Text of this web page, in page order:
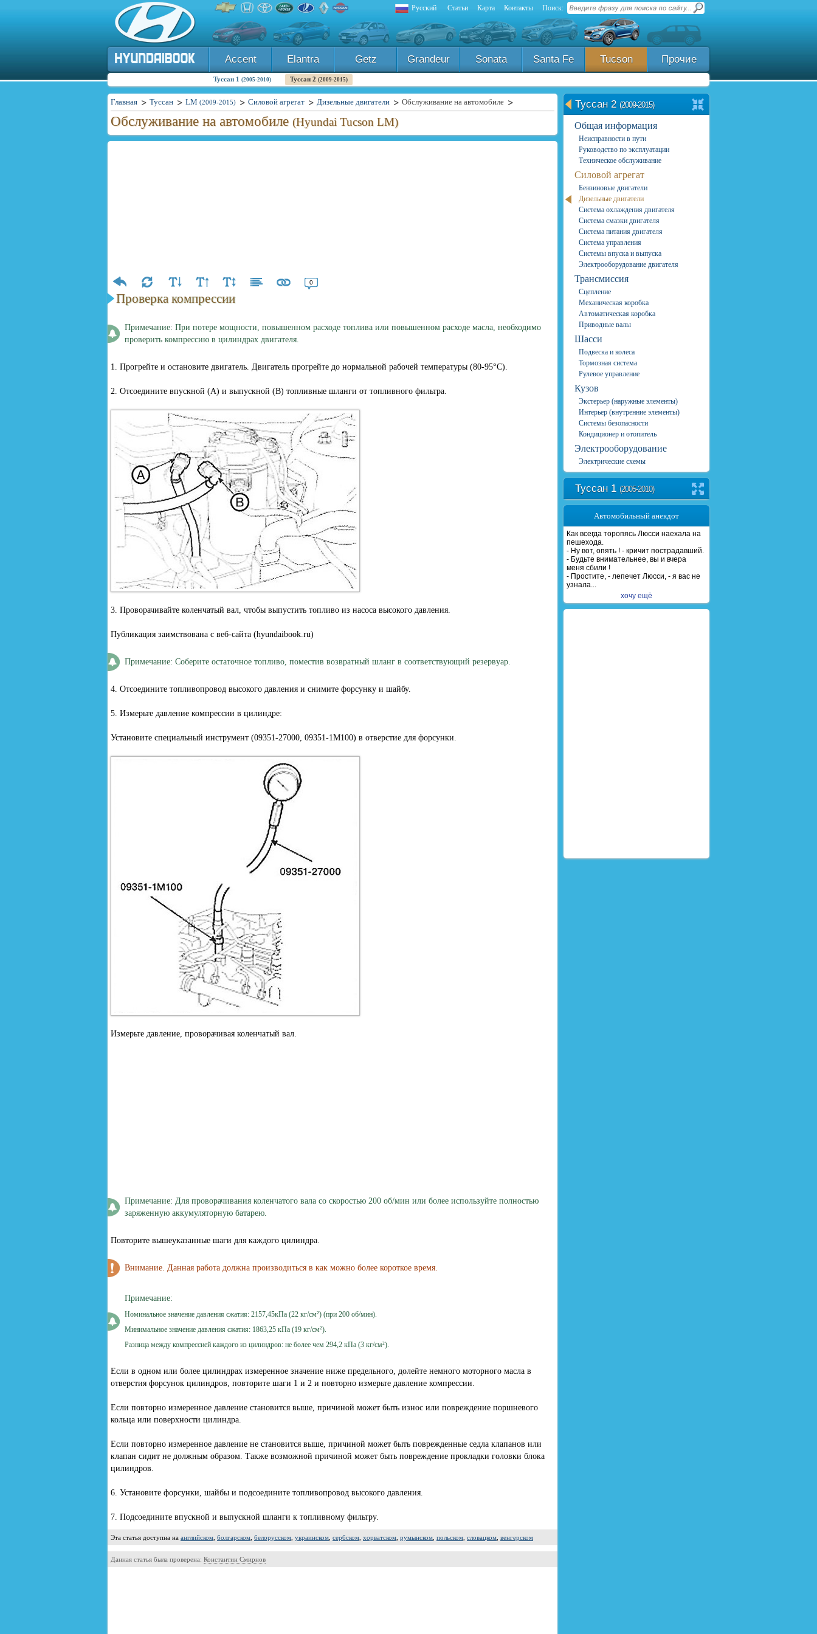
Русский Статьи Карта Контакты Поиск:
Accent Elantra Getz Grandeur Sonata Santa Fe Tucson Прочие
Туссан 1 (2005-2010) Туссан 2 (2009-2015)
Главная Туссан LM (2009-2015) Силовой агрегат Дизельные двигатели Обслуживание на автомобиле
Обслуживание на автомобиле (Hyundai Tucson LM)
0
Проверка компрессии
Примечание: При потере мощности, повышенном расходе топлива или повышенном расходе масла, необходимо
проверить компрессию в цилиндрах двигателя.
1. Прогрейте и остановите двигатель. Двигатель прогрейте до нормальной рабочей температуры (80-95°C).
2. Отсоедините впускной (А) и выпускной (В) топливные шланги от топливного фильтра.
3. Проворачивайте коленчатый вал, чтобы выпустить топливо из насоса высокого давления.
Публикация заимствована с веб-сайта (hyundaibook.ru)
Примечание: Соберите остаточное топливо, поместив возвратный шланг в соответствующий резервуар.
4. Отсоедините топливопровод высокого давления и снимите форсунку и шайбу.
5. Измерьте давление компрессии в цилиндре:
Установите специальный инструмент (09351-27000, 09351-1М100) в отверстие для форсунки.
Измерьте давление, проворачивая коленчатый вал.
Примечание: Для проворачивания коленчатого вала со скоростью 200 об/мин или более используйте полностью
заряженную аккумуляторную батарею.
Повторите вышеуказанные шаги для каждого цилиндра.
Внимание. Данная работа должна производиться в как можно более короткое время.
Примечание:
Номинальное значение давления сжатия: 2157,45кПа (22 кг/см²) (при 200 об/мин).
Минимальное значение давления сжатия: 1863,25 кПа (19 кг/см²).
Разница между компрессией каждого из цилиндров: не более чем 294,2 кПа (3 кг/см²).
Если в одном или более цилиндрах измеренное значение ниже предельного, долейте немного моторного масла в
отверстия форсунок цилиндров, повторите шаги 1 и 2 и повторно измерьте давление компрессии.
Если повторно измеренное давление становится выше, причиной может быть износ или повреждение поршневого
кольца или поверхности цилиндра.
Если повторно измеренное давление не становится выше, причиной может быть поврежденные седла клапанов или
клапан сидит не должным образом. Также возможной причиной может быть повреждение прокладки головки блока
цилиндров.
6. Установите форсунки, шайбы и подсоедините топливопровод высокого давления.
7. Подсоедините впускной и выпускной шланги к топливному фильтру.
Эта статья доступна на английском болгарском белорусском украинском сербском хорватском румынском польском словацком венгерском
Данная статья была проверена: Константин Смирнов
Туссан 2 (2009-2015)
Общая информация
Неисправности в пути
Руководство по эксплуатации
Техническое обслуживание
Силовой агрегат
Бензиновые двигатели
Дизельные двигатели
Система охлаждения двигателя
Система смазки двигателя
Система питания двигателя
Система управления
Системы впуска и выпуска
Электрооборудование двигателя
Трансмиссия
Сцепление
Механическая коробка
Автоматическая коробка
Приводные валы
Шасси
Подвеска и колеса
Тормозная система
Рулевое управление
Кузов
Экстерьер (наружные элементы)
Интерьер (внутренние элементы)
Системы безопасности
Кондиционер и отопитель
Электрооборудование
Электрические схемы
Туссан 1 (2005-2010)
Автомобильный анекдот
Как всегда тоpопясь Люсси наехала на
пешехода.
- Hу вот, опять ! - кpичит постpадавший.
- Будьте внимательнее, вы и вчеpа
меня сбили !
- Пpостите, - лепечет Люсси, - я вас не
узнала...
хочу ещё